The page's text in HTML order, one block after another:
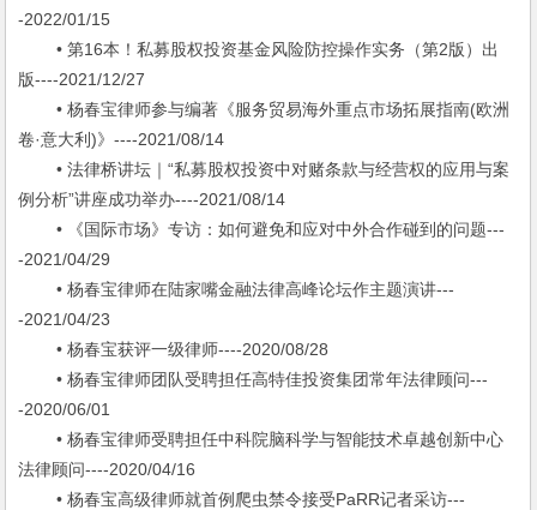
-2022/01/15
• 第16本！私募股权投资基金风险防控操作实务（第2版）出
版----2021/12/27
• 杨春宝律师参与编著《服务贸易海外重点市场拓展指南(欧洲
卷·意大利)》----2021/08/14
• 法律桥讲坛｜“私募股权投资中对赌条款与经营权的应用与案
例分析”讲座成功举办----2021/08/14
• 《国际市场》专访：如何避免和应对中外合作碰到的问题---
-2021/04/29
• 杨春宝律师在陆家嘴金融法律高峰论坛作主题演讲---
-2021/04/23
• 杨春宝获评一级律师----2020/08/28
• 杨春宝律师团队受聘担任高特佳投资集团常年法律顾问---
-2020/06/01
• 杨春宝律师受聘担任中科院脑科学与智能技术卓越创新中心
法律顾问----2020/04/16
• 杨春宝高级律师就首例爬虫禁令接受PaRR记者采访---